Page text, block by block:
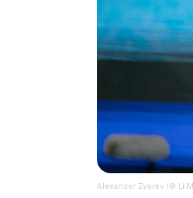
Alexander Zverev (© Li